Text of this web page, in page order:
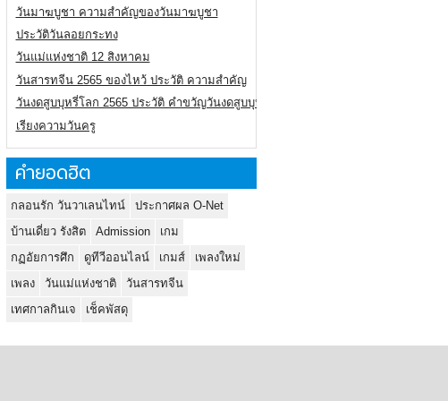
วันมาฆบูชา ความสำคัญของวันมาฆบูชา
ประวัติวันลอยกระทง
วันแม่แห่งชาติ 12 สิงหาคม
วันสารทจีน 2565 ของไหว้ ประวัติ ความสำคัญ
วันงดสูบบุหรี่โลก 2565 ประวัติ คำขวัญวันงดสูบบุหรี่โลก
เรียงความวันครู
คำยอดฮิต
กลอนรัก วันวาเลนไทน์
ประกาศผล O-Net
บ้านเดี่ยว รังสิต
Admission
เกม
กฏอัยการศึก
ดูทีวีออนไลน์ เกมส์
เพลงใหม่
เพลง
วันแม่แห่งชาติ
วันสารทจีน
เทศกาลกินเจ
เช็คพัสดุ